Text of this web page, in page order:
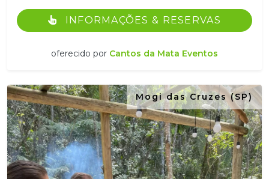
INFORMAÇÕES & RESERVAS
oferecido por Cantos da Mata Eventos
Mogi das Cruzes (SP)